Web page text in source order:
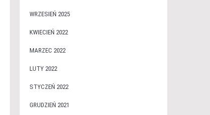
WRZESIEŃ 2025
KWIECIEŃ 2022
MARZEC 2022
LUTY 2022
STYCZEŃ 2022
GRUDZIEŃ 2021